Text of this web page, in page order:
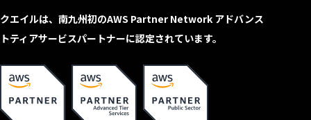
クエイルは、南九州初のAWS Partner Network アドバンス
トティアサービスパートナーに認定されています。